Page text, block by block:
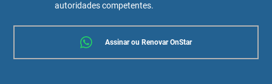
autoridades competentes.
Assinar ou Renovar OnStar